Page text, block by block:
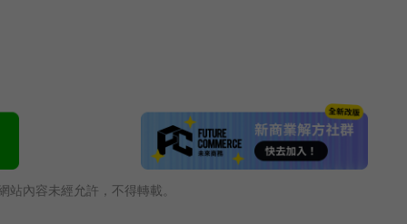
站內容未經允許，不得轉載。